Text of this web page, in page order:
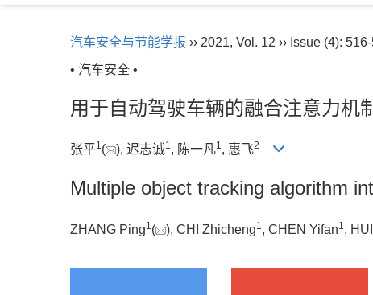
汽车安全与节能学报 ›› 2021, Vol. 12 ›› Issue (4):
• 汽车安全 •
用于自动驾驶车辆的融合注意力机
张平1( ), 迟志诚1, 陈一凡1, 惠飞2
Multiple object tracking algorithm
ZHANG Ping1 ( ), CHI Zhicheng1 , CHEN Yifan1 ,